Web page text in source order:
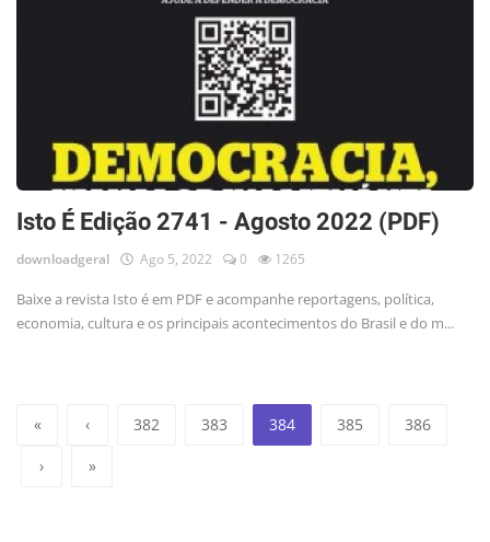
Isto É Edição 2741 - Agosto 2022 (PDF)
downloadgeral Ago 5, 2022 0 1265
Baixe a revista Isto é em PDF e acompanhe reportagens, política,
economia, cultura e os principais acontecimentos do Brasil e do m...
« ‹ 382 383 384 385
386
›
»